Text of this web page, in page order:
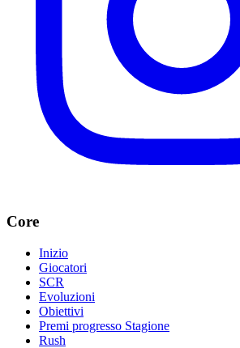
Core
Inizio
Giocatori
SCR
Evoluzioni
Obiettivi
Premi progresso Stagione
Rush